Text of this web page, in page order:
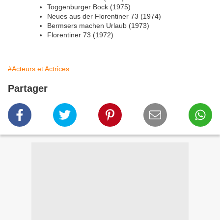
Toggenburger Bock (1975)
Neues aus der Florentiner 73 (1974)
Bermsers machen Urlaub (1973)
Florentiner 73 (1972)
#Acteurs et Actrices
Partager